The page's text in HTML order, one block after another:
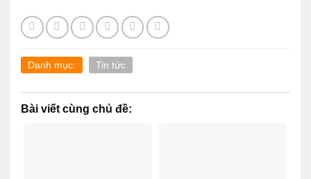
Danh mục: Tin tức
Bài viết cùng chủ đề: